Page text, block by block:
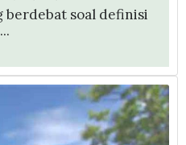
berdebat soal definisi